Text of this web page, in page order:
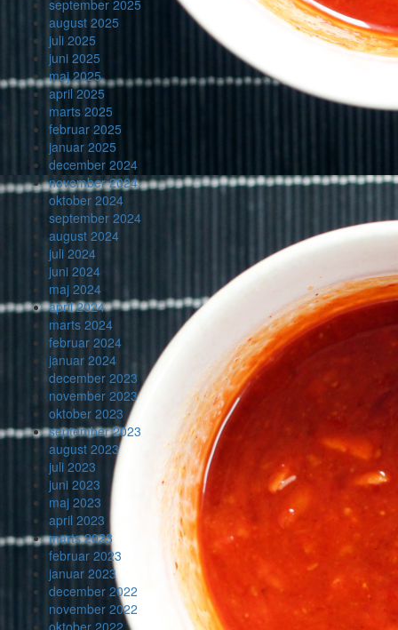
september 2025
august 2025
juli 2025
juni 2025
maj 2025
april 2025
marts 2025
februar 2025
januar 2025
december 2024
november 2024
oktober 2024
september 2024
august 2024
juli 2024
juni 2024
maj 2024
april 2024
marts 2024
februar 2024
januar 2024
december 2023
november 2023
oktober 2023
september 2023
august 2023
juli 2023
juni 2023
maj 2023
april 2023
marts 2023
februar 2023
januar 2023
december 2022
november 2022
oktober 2022